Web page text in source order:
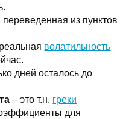
из пунктов
волатильность
дней осталось до
– это т.н. греки
для